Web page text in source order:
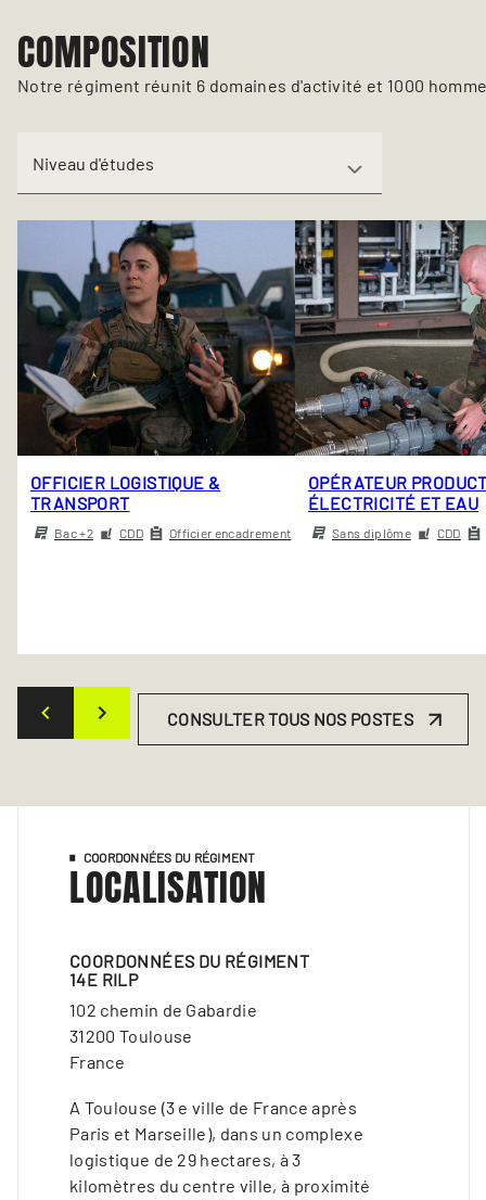
COMPOSITION
Notre régiment réunit 6 domaines d'activité et 1000
Niveau d'études
OFFICIER LOGISTIQUE &
TRANSPORT
Bac +2 CDD Officier encadrement
OPÉRATEUR
ÉLECTRICITÉ ET EAU
Sans diplôme CDD
CONSULTER TOUS NOS POSTES
COORDONNÉES DU RÉGIMENT
LOCALISATION
COORDONNÉES DU RÉGIMENT
14E RILP
102 chemin de Gabardie
31200 Toulouse
France
A Toulouse (3 e ville de France après
Paris et Marseille), dans un complexe
logistique de 29 hectares, à 3
kilomètres du centre ville, à proximité